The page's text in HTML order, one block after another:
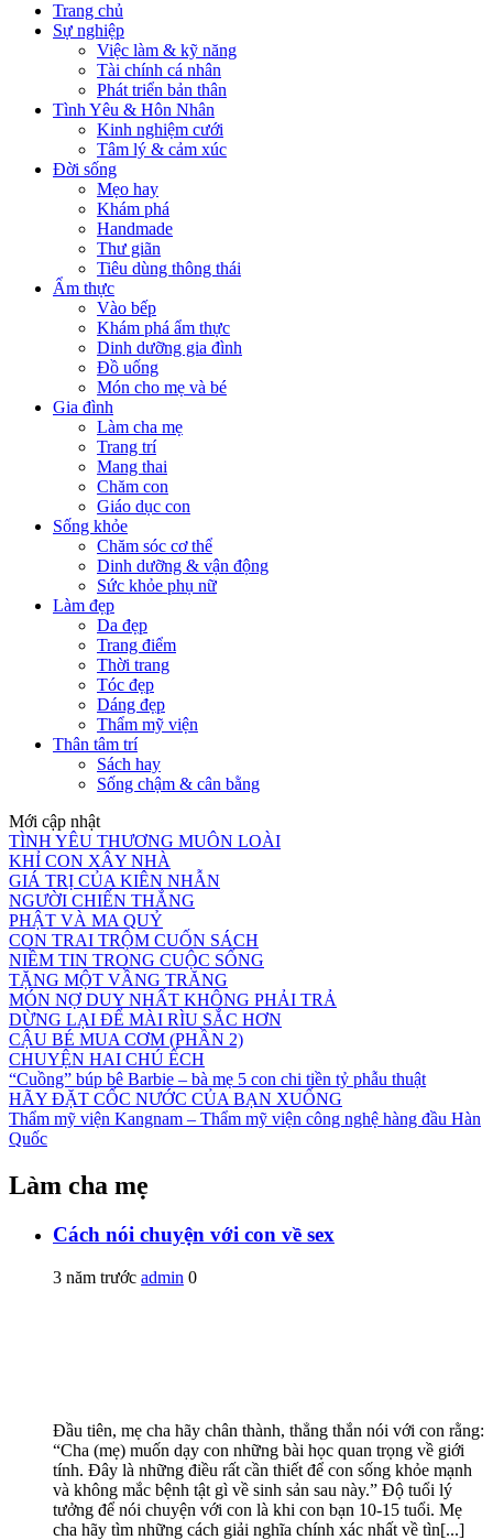
Trang chủ
Sự nghiệp
Việc làm & kỹ năng
Tài chính cá nhân
Phát triển bản thân
Tình Yêu & Hôn Nhân
Kinh nghiệm cưới
Tâm lý & cảm xúc
Đời sống
Mẹo hay
Khám phá
Handmade
Thư giãn
Tiêu dùng thông thái
Ẩm thực
Vào bếp
Khám phá ẩm thực
Dinh dưỡng gia đình
Đồ uống
Món cho mẹ và bé
Gia đình
Làm cha mẹ
Trang trí
Mang thai
Chăm con
Giáo dục con
Sống khỏe
Chăm sóc cơ thể
Dinh dưỡng & vận động
Sức khỏe phụ nữ
Làm đẹp
Da đẹp
Trang điểm
Thời trang
Tóc đẹp
Dáng đẹp
Thẩm mỹ viện
Thân tâm trí
Sách hay
Sống chậm & cân bằng
Mới cập nhật
TÌNH YÊU THƯƠNG MUÔN LOÀI
KHỈ CON XÂY NHÀ
GIÁ TRỊ CỦA KIÊN NHẪN
NGƯỜI CHIẾN THẮNG
PHẬT VÀ MA QUỶ
CON TRAI TRỘM CUỐN SÁCH
NIỀM TIN TRONG CUỘC SỐNG
TẶNG MỘT VẦNG TRĂNG
MÓN NỢ DUY NHẤT KHÔNG PHẢI TRẢ
DỪNG LẠI ĐỂ MÀI RÌU SẮC HƠN
CẬU BÉ MUA CƠM (PHẦN 2)
CHUYỆN HAI CHÚ ẾCH
“Cuồng” búp bê Barbie – bà mẹ 5 con chi tiền tỷ phẫu thuật
HÃY ĐẶT CỐC NƯỚC CỦA BẠN XUỐNG
Thẩm mỹ viện Kangnam – Thẩm mỹ viện công nghệ hàng đầu Hàn
Quốc
Làm cha mẹ
Cách nói chuyện với con về sex
3 năm trước admin 0
Đầu tiên, mẹ cha hãy chân thành, thẳng thắn nói với con rằng:
“Cha (mẹ) muốn dạy con những bài học quan trọng về giới
tính. Đây là những điều rất cần thiết để con sống khỏe mạnh
và không mắc bệnh tật gì về sinh sản sau này.” Độ tuổi lý
tưởng để nói chuyện với con là khi con bạn 10-15 tuổi. Mẹ
cha hãy tìm những cách giải nghĩa chính xác nhất về tìn[...]